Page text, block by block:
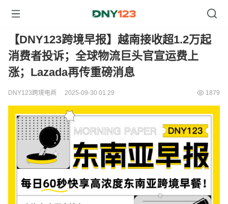
【DNY123跨境早报】越南接收超1.2万起
消费者投诉；全球物流巨头官宣运费上
涨；Lazada再传重磅消息
DNY123跨境电商 2025-09-30 01:29 1879